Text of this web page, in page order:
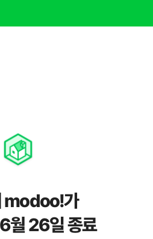
modoo!가
월 26일 종료